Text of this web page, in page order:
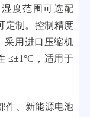
湿度范围可选配
定制。控制精度
采用进口压缩机
≤±1°C，适用于
件、新能源电池